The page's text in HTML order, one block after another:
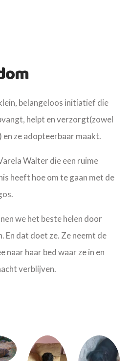
belangeloos initiatief die
helpt en verzorgt(zowel
en ze adopteerbaar maakt.
Walter die een ruime
heeft hoe om te gaan met de
we het beste helen door
En dat doet ze. Ze neemt de
naar haar bed waar ze in en
verblijven.